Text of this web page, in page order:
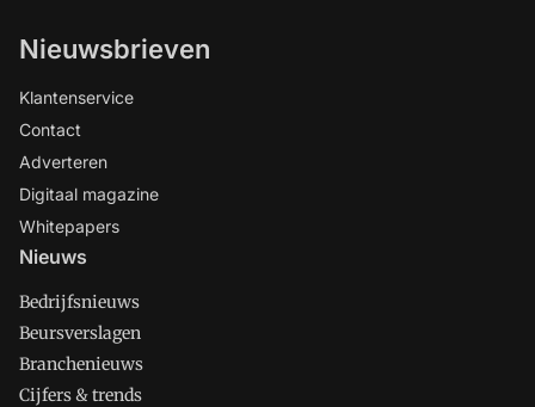
Nieuwsbrieven
Klantenservice
Contact
Adverteren
Digitaal magazine
Whitepapers
Nieuws
Bedrijfsnieuws
Beursverslagen
Branchenieuws
Cijfers & trends